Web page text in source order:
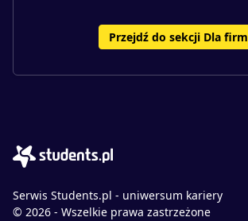
Przejdź do sekcji Dla firm
Serwis Students.pl - uniwersum kariery
© 2026 - Wszelkie prawa zastrzeżone